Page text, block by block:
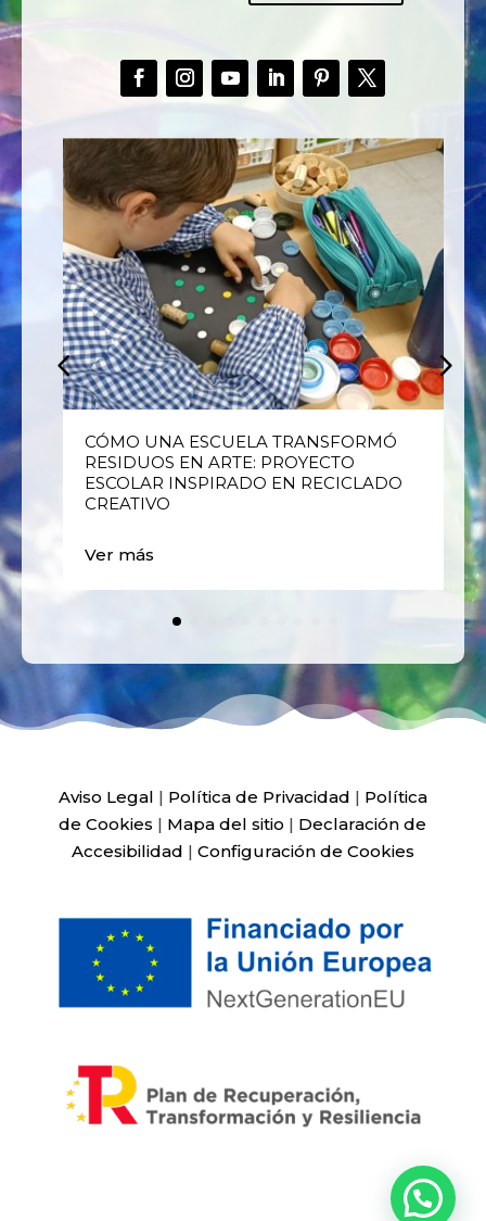
CÓMO UNA ESCUELA TRANSFORMÓ
RESIDUOS EN ARTE: PROYECTO
ESCOLAR INSPIRADO EN RECICLADO
CREATIVO
Ver más
Aviso Legal | Política de Privacidad | Política
de Cookies | Mapa del sitio | Declaración de
Accesibilidad | Configuración de Cookies